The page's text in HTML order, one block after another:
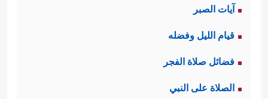
آيات الصبر
قيام الليل وفضله
فضائل صلاة الفجر
الصلاة على النبي